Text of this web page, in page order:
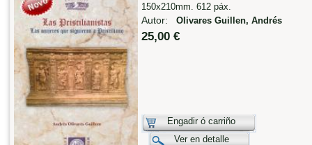
150x210mm. 612 páx.
Autor: Olivares Guillen, Andrés
25,00 €
Engadir ó carriño
Ver en detalle